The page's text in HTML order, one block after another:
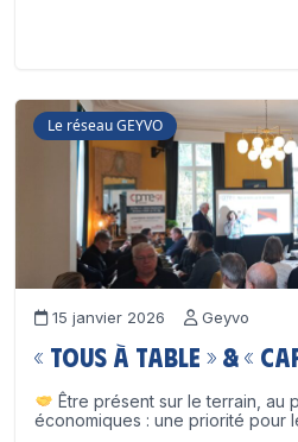
Le réseau GEYVO
15 janvier 2026 Geyvo
« Tous à table » & «
Être présent sur le terrain, au
économiques : une priorité pour